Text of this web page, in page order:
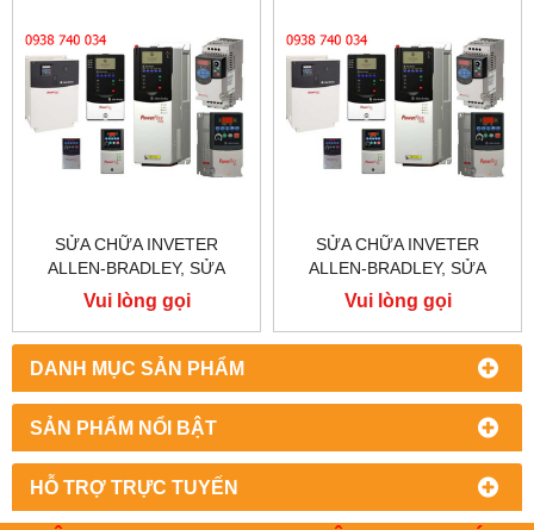
DANH MỤC SẢN PHẨM
SẢN PHẨM NỔI BẬT
HỖ TRỢ TRỰC TUYẾN
SỬA CHỮA INVETER
ALLEN-BRADLEY, SỬA
CHỮA ALLEN-BRADLEY
POWER FLEX 755
Vui lòng gọi
SỬA CHỮA INVETER
ALLEN-BRADLEY, SỬA
CHỮA ALLEN-BRADLEY
POWER FLEX 753
Vui lòng gọi